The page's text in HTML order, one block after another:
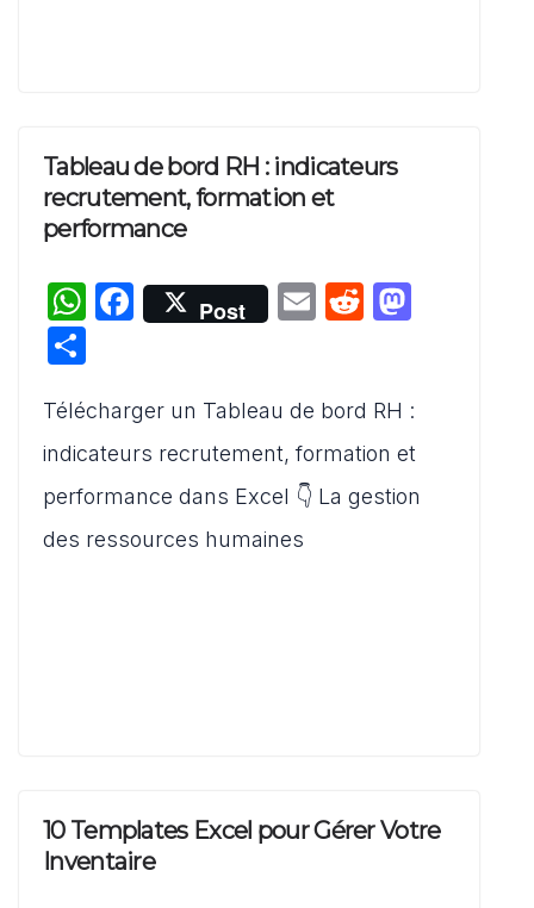
Tableau de bord RH : indicateurs
recrutement, formation et
performance
W
s
A
p
p
F
a
e
b
o
o
Post
E
l
R
di
t
o
d
o
ta
g
er
Télécharger un Tableau de bord RH :
indicateurs recrutement, formation et
performance dans Excel 👇 La gestion
des ressources humaines
10 Templates Excel pour Gérer Votre
Inventaire